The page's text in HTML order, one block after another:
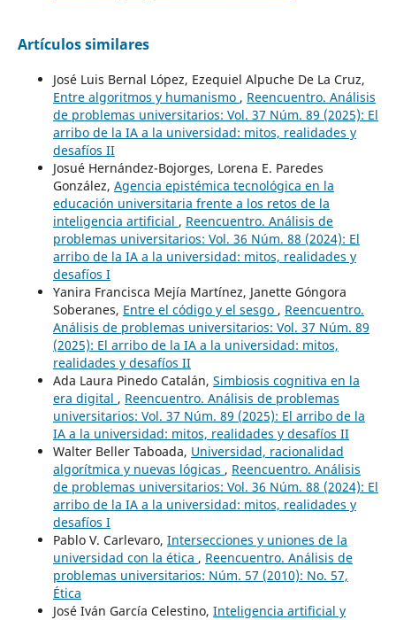
Artículos similares
José Luis Bernal López, Ezequiel Alpuche De La Cruz,
Entre algoritmos y humanismo , Reencuentro. Análisis
de problemas universitarios: Vol. 37 Núm. 89 (2025): El
arribo de la IA a la universidad: mitos, realidades y
desafíos II
Josué Hernández-Bojorges, Lorena E. Paredes
González, Agencia epistémica tecnológica en la
educación universitaria frente a los retos de la
inteligencia artificial , Reencuentro. Análisis de
problemas universitarios: Vol. 36 Núm. 88 (2024): El
arribo de la IA a la universidad: mitos, realidades y
desafíos I
Yanira Francisca Mejía Martínez, Janette Góngora
Soberanes, Entre el código y el sesgo , Reencuentro.
Análisis de problemas universitarios: Vol. 37 Núm. 89
(2025): El arribo de la IA a la universidad: mitos,
realidades y desafíos II
Ada Laura Pinedo Catalán, Simbiosis cognitiva en la
era digital , Reencuentro. Análisis de problemas
universitarios: Vol. 37 Núm. 89 (2025): El arribo de la
IA a la universidad: mitos, realidades y desafíos II
Walter Beller Taboada, Universidad, racionalidad
algorítmica y nuevas lógicas , Reencuentro. Análisis
de problemas universitarios: Vol. 36 Núm. 88 (2024): El
arribo de la IA a la universidad: mitos, realidades y
desafíos I
Pablo V. Carlevaro, Intersecciones y uniones de la
universidad con la ética , Reencuentro. Análisis de
problemas universitarios: Núm. 57 (2010): No. 57,
Ética
José Iván García Celestino, Inteligencia artificial y